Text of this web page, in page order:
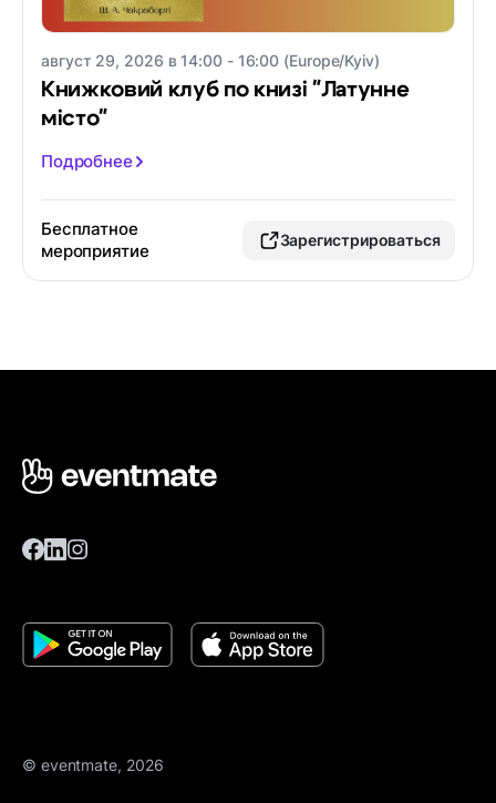
август 29, 2026 в 14:00 - 16:00 (Europe/Kyiv)
Книжковий клуб по книзі "Латунне
місто"
Подробнее
Бесплатное
мероприятие
Зарегистрироваться
© eventmate, 2026